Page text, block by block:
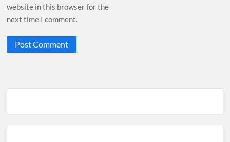
website in this browser for the
next time I comment.